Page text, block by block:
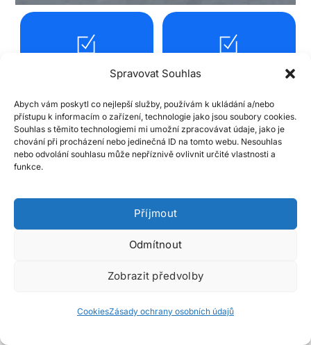
Spravovat Souhlas
Abych vám poskytl co nejlepší služby, používám k ukládání a/nebo
přístupu k informacím o zařízení, technologie jako jsou soubory cookies.
Souhlas s těmito technologiemi mi umožní zpracovávat údaje, jako je
chování při procházení nebo jedinečná ID na tomto webu. Nesouhlas
nebo odvolání souhlasu může nepříznivě ovlivnit určité vlastnosti a
funkce.
Příjmout
Odmítnout
Zobrazit předvolby
CookiesZásady ochrany osobních údajů
E-shop na platformě
Napojení na marketingové
Tvorba unikátní grafiky